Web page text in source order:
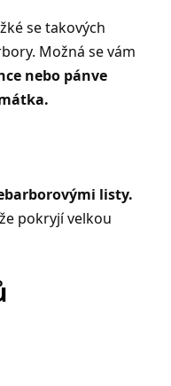
se takových
Možná se vám
nebo pánve
listy.
pokryjí velkou